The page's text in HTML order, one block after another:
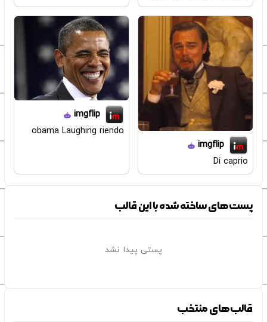
imgflip
Di caprio
imgflip
obama Laughing riendo
پست‌های ساخته شده با این قالب
پستی پیدا نشد
قالب‌های منتخب